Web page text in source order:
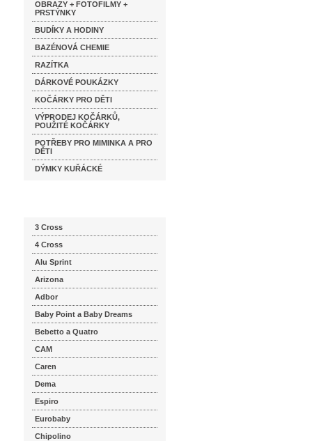
OBRAZY + FOTOFILMY +
PRSTÝNKY
BUDÍKY A HODINY
BAZÉNOVÁ CHEMIE
RAZÍTKA
DÁRKOVÉ POUKÁZKY
KOČÁRKY PRO DĚTI
VÝPRODEJ KOČÁRKŮ,
POUŽITÉ KOČÁRKY
POTŘEBY PRO MIMINKA A PRO
DĚTI
DÝMKY KUŘÁCKÉ
3 Cross
4 Cross
Alu Sprint
Arizona
Adbor
Baby Point a Baby Dreams
Bebetto a Quatro
CAM
Caren
Dema
Espiro
Eurobaby
Chipolino